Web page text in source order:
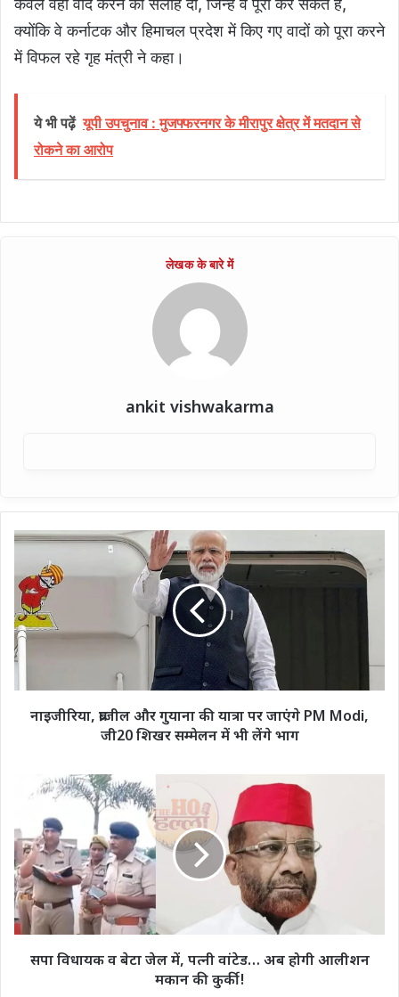
केवल वही वादे करने की सलाह दी, जिन्हें वे पूरा कर सकते हैं,
क्योंकि वे कर्नाटक और हिमाचल प्रदेश में किए गए वादों को पूरा करने
में विफल रहे गृह मंत्री ने कहा।
ये भी पढ़ें यूपी उपचुनाव : मुजफ्फरनगर के मीरापुर क्षेत्र में मतदान से
रोकने का आरोप
ankit vishwakarma
नाइजीरिया,
और
गुयाना
की
यात्रा
पर
PM
जी20
भाग
नाइजीरिया, ब्राजील और गुयाना की यात्रा पर जाएंगे PM Modi,
जी20 शिखर सम्मेलन में भी लेंगे भाग
बेटा
जेल
में,
पत्नी
वांटेड…
अब
आलीशन
सपा विधायक व बेटा जेल में, पत्नी वांटेड… अब होगी आलीशन
मकान की कुर्की!